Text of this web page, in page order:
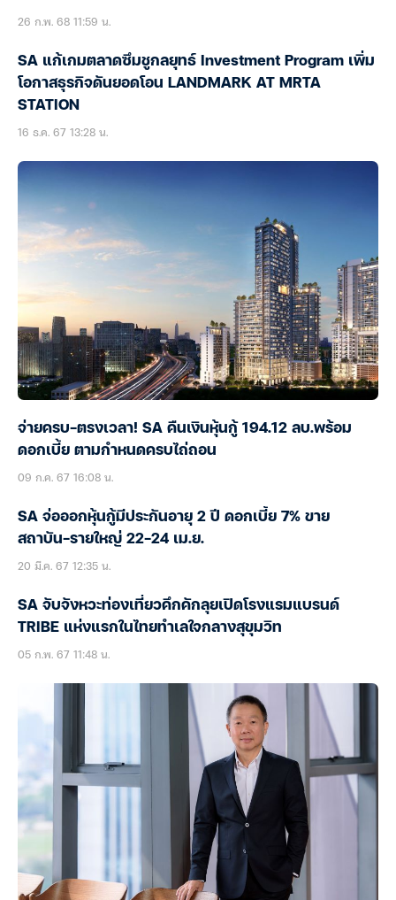
26 ก.พ. 68 11:59 น.
SA แก้เกมตลาดซึมชูกลยุทธ์ Investment Program เพิ่ม
โอกาสธุรกิจดันยอดโอน LANDMARK AT MRTA
STATION
16 ธ.ค. 67 13:28 น.
จ่ายครบ-ตรงเวลา! SA คืนเงินหุ้นกู้ 194.12 ลบ.พร้อม
ดอกเบี้ย ตามกำหนดครบไถ่ถอน
09 ก.ค. 67 16:08 น.
SA จ่อออกหุ้นกู้มีประกันอายุ 2 ปี ดอกเบี้ย 7% ขาย
สถาบัน-รายใหญ่ 22-24 เม.ย.
20 มี.ค. 67 12:35 น.
SA จับจังหวะท่องเที่ยวคึกคักลุยเปิดโรงแรมแบรนด์
TRIBE แห่งแรกในไทยทำเลใจกลางสุขุมวิท
05 ก.พ. 67 11:48 น.